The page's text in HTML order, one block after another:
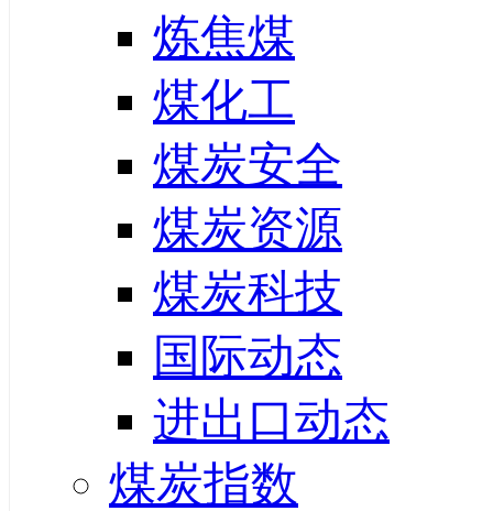
炼焦煤
煤化工
煤炭安全
煤炭资源
煤炭科技
国际动态
进出口动态
煤炭指数